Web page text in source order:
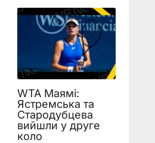
WTA Маямі:
Ястремська та
Стародубцева
вийшли у друге
коло